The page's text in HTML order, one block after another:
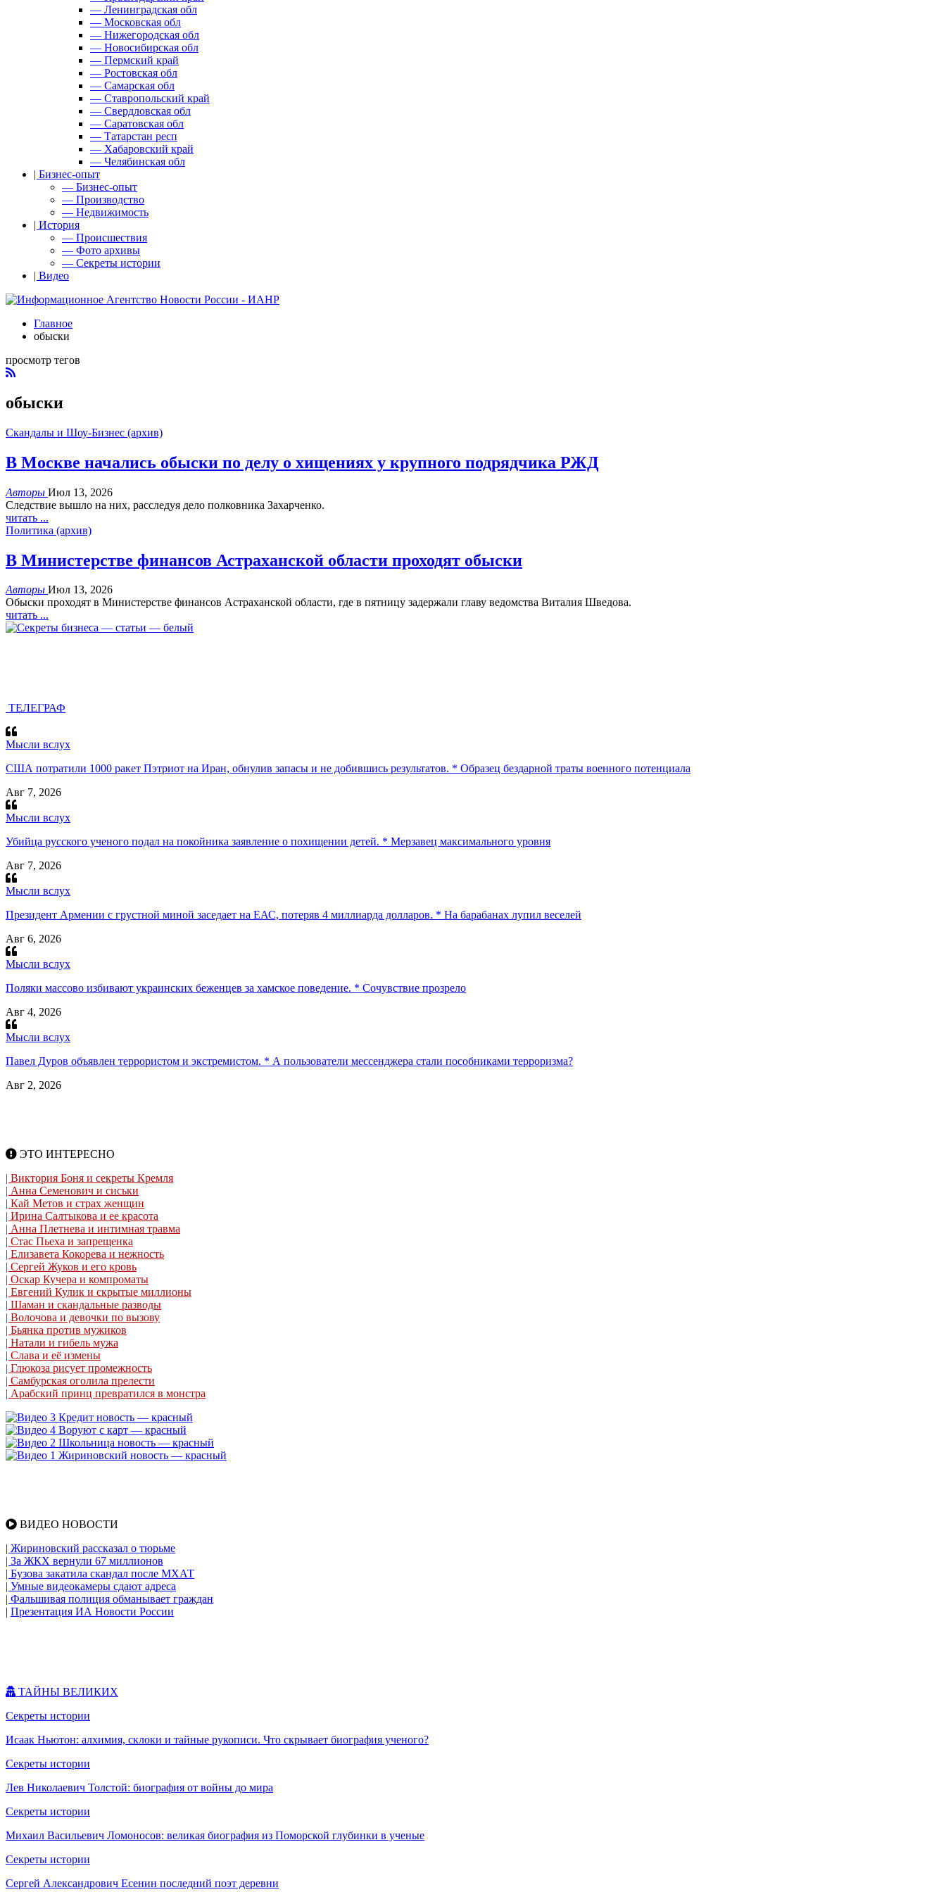
— Ленинградская обл
— Московская обл
— Нижегородская обл
— Новосибирская обл
— Пермский край
— Ростовская обл
— Самарская обл
— Ставропольский край
— Свердловская обл
— Саратовская обл
— Татарстан респ
— Хабаровский край
— Челябинская обл
| Бизнес-опыт
— Бизнес-опыт
— Производство
— Недвижимость
| История
— Происшествия
— Фото архивы
— Секреты истории
| Видео
Главное
обыски
просмотр тегов
обыски
Скандалы и Шоу-Бизнес (архив)
В Москве начались обыски по делу о хищениях у крупного подрядчика РЖД
Авторы Июл 13, 2026
Следствие вышло на них, расследуя дело полковника Захарченко.
читать ...
Политика (архив)
В Министерстве финансов Астраханской области проходят обыски
Авторы Июл 13, 2026
Обыски проходят в Министерстве финансов Астраханской области, где в пятницу задержали главу ведомства Виталия Шведова.
читать ...
ТЕЛЕГРАФ
Мысли вслух
США потратили 1000 ракет Пэтриот на Иран, обнулив запасы и не добившись результатов. * Образец бездарной траты военного потенциала
Авг 7, 2026
Мысли вслух
Убийца русского ученого подал на покойника заявление о похищении детей. * Мерзавец максимального уровня
Авг 7, 2026
Мысли вслух
Президент Армении с грустной миной заседает на ЕАС, потеряв 4 миллиарда долларов. * На барабанах лупил веселей
Авг 6, 2026
Мысли вслух
Поляки массово избивают украинских беженцев за хамское поведение. * Сочувствие прозрело
Авг 4, 2026
Мысли вслух
Павел Дуров объявлен террористом и экстремистом. * А пользователи мессенджера стали пособниками терроризма?
Авг 2, 2026
ЭТО ИНТЕРЕСНО
| Виктория Боня и секреты Кремля
| Анна Семенович и сиськи
| Кай Метов и страх женщин
| Ирина Салтыкова и ее красота
| Анна Плетнева и интимная травма
| Стас Пьеха и запрещенка
| Елизавета Кокорева и нежность
| Сергей Жуков и его кровь
| Оскар Кучера и компроматы
| Евгений Кулик и скрытые миллионы
| Шаман и скандальные разводы
| Волочова и девочки по вызову
| Бьянка против мужиков
| Натали и гибель мужа
| Слава и её измены
| Глюкоза рисует промежность
| Самбурская оголила прелести
| Арабский принц превратился в монстра
ВИДЕО НОВОСТИ
| Жириновский рассказал о тюрьме
| За ЖКХ вернули 67 миллионов
| Бузова закатила скандал после МХАТ
| Умные видеокамеры сдают адреса
| Фальшивая полиция обманывает граждан
| Презентация ИА Новости России
ТАЙНЫ ВЕЛИКИХ
Секреты истории
Исаак Ньютон: алхимия, склоки и тайные рукописи. Что скрывает биография ученого?
Секреты истории
Лев Николаевич Толстой: биография от войны до мира
Секреты истории
Михаил Васильевич Ломоносов: великая биография из Поморской глубинки в ученые
Секреты истории
Сергей Александрович Есенин последний поэт деревни